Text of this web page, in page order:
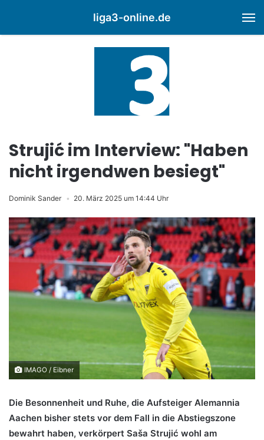
liga3-online.de
Strujić im Interview: "Haben
nicht irgendwen besiegt"
Dominik Sander 20. März 2025 um 14:44 Uhr
IMAGO / Eibner
Die Besonnenheit und Ruhe, die Aufsteiger Alemannia
Aachen bisher stets vor dem Fall in die Abstiegszone
bewahrt haben, verkörpert Saša Strujić wohl am